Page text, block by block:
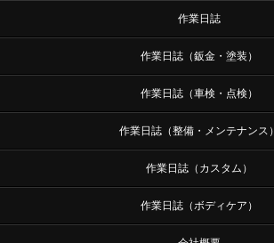
作業日誌
作業日誌（鈑金・塗装）
作業日誌（車検・点検）
作業日誌（整備・メンテナンス）
作業日誌（カスタム）
作業日誌（ボディケア）